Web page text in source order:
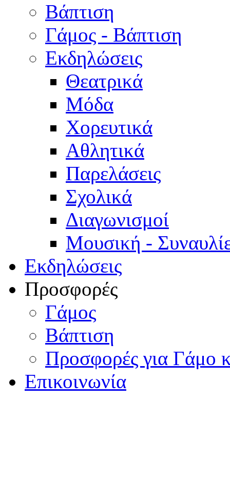
Βάπτιση
Γάμος - Βάπτιση
Εκδηλώσεις
Θεατρικά
Μόδα
Χορευτικά
Αθλητικά
Παρελάσεις
Σχολικά
Διαγωνισμοί
Μουσική -
Εκδηλώσεις
Προσφορές
Γάμος
Βάπτιση
Προσφορές για Γάμο
Επικοινωνία